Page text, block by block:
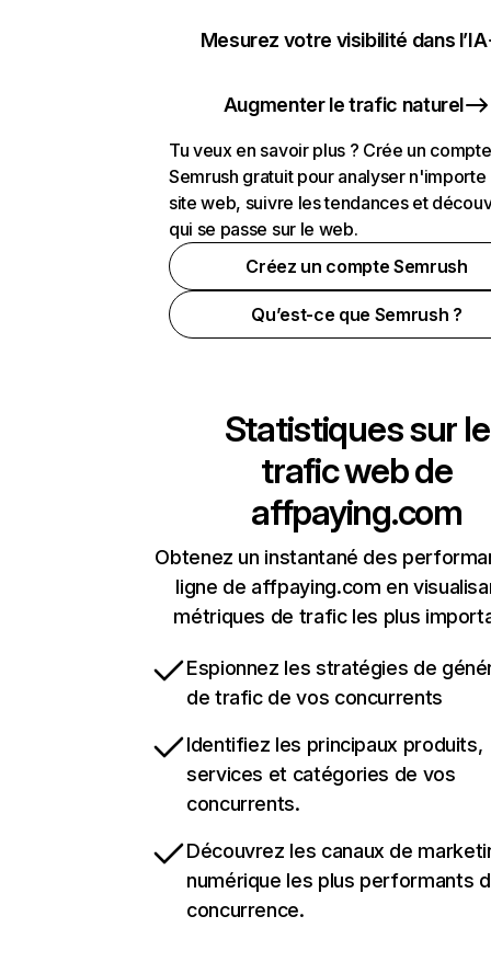
Mesurez votre visibilité dans l’IA
Augmenter le trafic naturel
Tu veux en savoir plus ? Crée un compte
Semrush gratuit pour analyser n'importe
site web, suivre les tendances et
qui se passe sur le web.
Créez un compte Semrush
Qu’est-ce que Semrush ?
Statistiques sur le
trafic web de
affpaying.com
Obtenez un instantané des
ligne de affpaying.com en
métriques de trafic les plus
Espionnez les stratégies de
de trafic de vos concurrents
Identifiez les principaux produits,
services et catégories de vos
concurrents.
Découvrez les canaux de
numérique les plus performants
concurrence.